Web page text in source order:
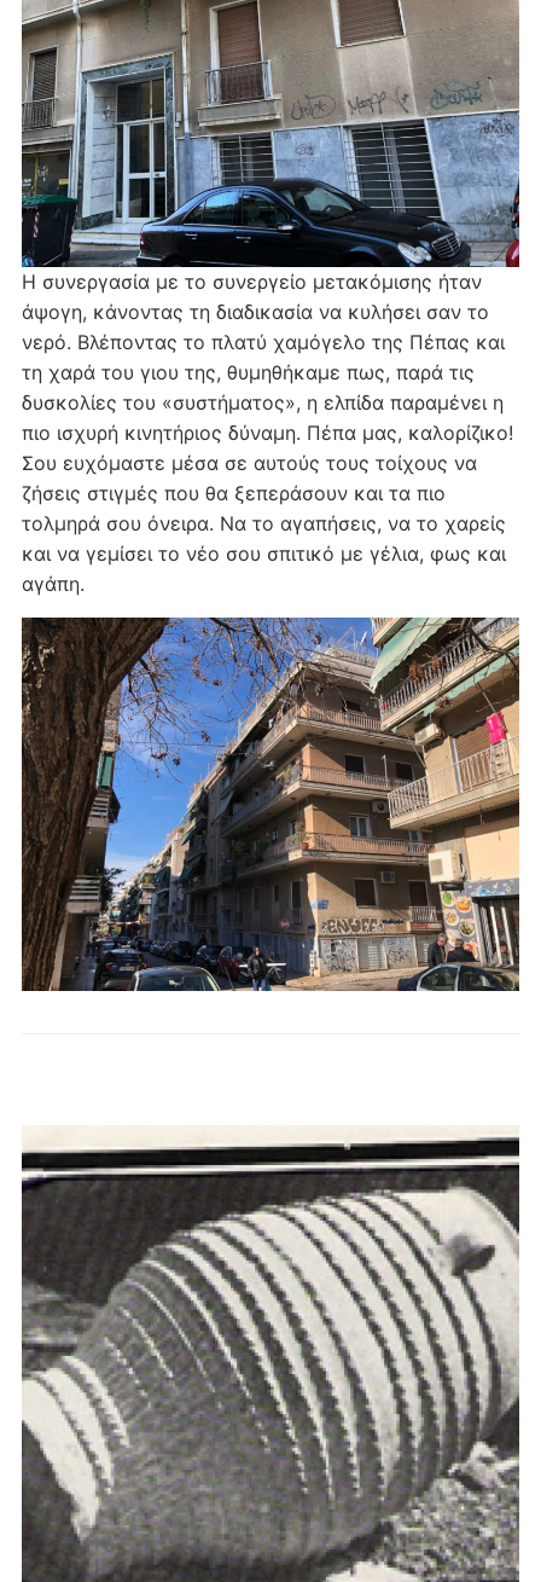
Η συνεργασία με το συνεργείο μετακόμισης ήταν
άψογη, κάνοντας τη διαδικασία να κυλήσει σαν το
νερό. Βλέποντας το πλατύ χαμόγελο της Πέπας και
τη χαρά του γιου της, θυμηθήκαμε πως, παρά τις
δυσκολίες του «συστήματος», η ελπίδα παραμένει η
πιο ισχυρή κινητήριος δύναμη. Πέπα μας, καλορίζικο!
Σου ευχόμαστε μέσα σε αυτούς τους τοίχους να
ζήσεις στιγμές που θα ξεπεράσουν και τα πιο
τολμηρά σου όνειρα. Να το αγαπήσεις, να το χαρείς
και να γεμίσει το νέο σου σπιτικό με γέλια, φως και
αγάπη.